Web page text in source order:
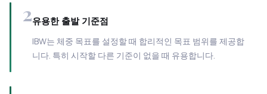
2유용한 출발 기준점
IBW는 체중 목표를 설정할 때 합리적인 목표 범위를 제공합
니다. 특히 시작할 다른 기준이 없을 때 유용합니다.